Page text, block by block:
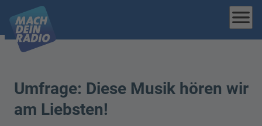
menu
Umfrage: Diese Musik hören wir
am Liebsten!